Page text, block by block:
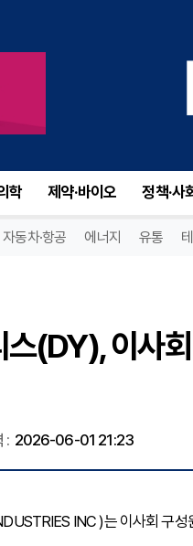
학 제약·바이오 정책·사
자동차·항공 에너지 유통
(DY), 이사
: 2026-06-01 21:23
INC )는 이사회 구